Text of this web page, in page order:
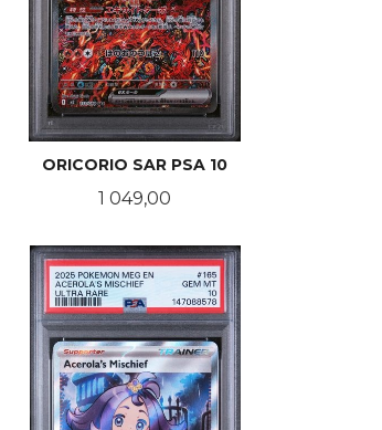
ORICORIO SAR PSA 10
Pris
1 049,00
KJØP